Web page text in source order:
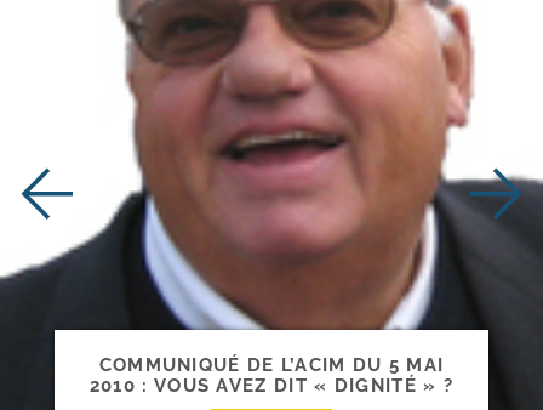
COMMUNIQUÉ DE L’ACIM DU 5 MAI
2010 : VOUS AVEZ DIT « DIGNITÉ » ?